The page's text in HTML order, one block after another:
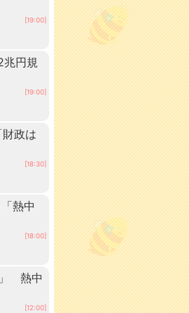
[19:00]
円規
[19:00]
政は
[18:30]
熱中
[18:00]
熱中
[12:00]